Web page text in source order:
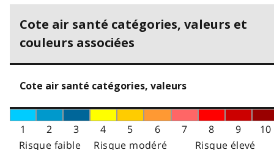
Cote air santé catégories, valeurs et
couleurs associées
Cote air santé catégories, valeurs
1 2 3 4 5 6 7 8 9
10
Risque faible
Risque modéré
Risque élevé